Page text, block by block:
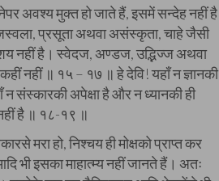
अवश्य मुक्त हो जाते हैं, इसमें सन्देह नहीं है
रजस्वला, प्रसूता अथवा असंस्कृता, चाहे जैसी
नहीं है। स्वेदज, अण्डज, उद्भिज्ज अथवा
नहीं ॥ १५ – १७ ॥ हे देवि! यहाँ न ज्ञानकी
न संस्कारकी अपेक्षा है और न ध्यानकी ही
नहीं है ॥ १८-१९ ॥
मरा हो, निश्चय ही मोक्षको प्राप्त कर
भी इसका माहात्म्य नहीं जानते हैं। अतः